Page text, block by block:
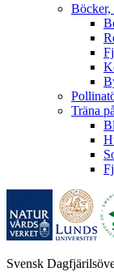
Böcker,
Träna
Svensk